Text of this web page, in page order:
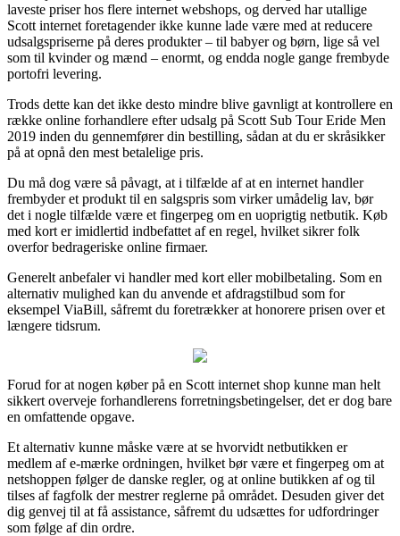
laveste priser hos flere internet webshops, og derved har utallige
Scott internet foretagender ikke kunne lade være med at reducere
udsalgspriserne på deres produkter – til babyer og børn, lige så vel
som til kvinder og mænd – enormt, og endda nogle gange frembyde
portofri levering.
Trods dette kan det ikke desto mindre blive gavnligt at kontrollere en
række online forhandlere efter udsalg på Scott Sub Tour Eride Men
2019 inden du gennemfører din bestilling, sådan at du er skråsikker
på at opnå den mest betalelige pris.
Du må dog være så påvagt, at i tilfælde af at en internet handler
frembyder et produkt til en salgspris som virker umådelig lav, bør
det i nogle tilfælde være et fingerpeg om en uoprigtig netbutik. Køb
med kort er imidlertid indbefattet af en regel, hvilket sikrer folk
overfor bedrageriske online firmaer.
Generelt anbefaler vi handler med kort eller mobilbetaling. Som en
alternativ mulighed kan du anvende et afdragstilbud som for
eksempel ViaBill, såfremt du foretrækker at honorere prisen over et
længere tidsrum.
Forud for at nogen køber på en Scott internet shop kunne man helt
sikkert overveje forhandlerens forretningsbetingelser, det er dog bare
en omfattende opgave.
Et alternativ kunne måske være at se hvorvidt netbutikken er
medlem af e-mærke ordningen, hvilket bør være et fingerpeg om at
netshoppen følger de danske regler, og at online butikken af og til
tilses af fagfolk der mestrer reglerne på området. Desuden giver det
dig genvej til at få assistance, såfremt du udsættes for udfordringer
som følge af din ordre.